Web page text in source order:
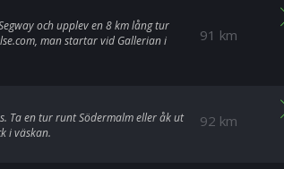
91 km
och upplev en 8 km lång tur
man startar vid Gallerian i
92 km
Ta en tur runt Södermalm eller åk ut
i väskan.